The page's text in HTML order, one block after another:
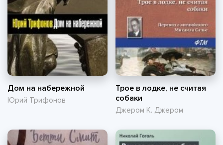
Дом на набережной
Юрий Трифонов
Трое в лодке, не считая
собаки
Джером К. Джером